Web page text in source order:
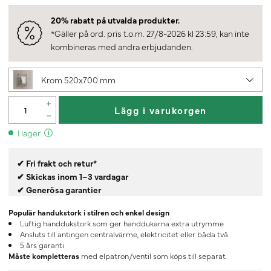
20% rabatt på utvalda produkter.
*Gäller på ord. pris t.o.m. 27/8-2026 kl 23:59, kan inte
kombineras med andra erbjudanden.
Krom 520x700 mm
Lägg i varukorgen
I lager
✔ Fri frakt och retur*
✔ Skickas inom 1–3 vardagar
✔ Generösa garantier
Populär handukstork i stilren och enkel design
Luftig handdukstork som ger handdukarna extra utrymme
Ansluts till antingen centralvärme, elektricitet eller båda två
5 års garanti
Måste kompletteras med elpatron/ventil som köps till separat.